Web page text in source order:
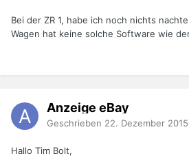
Bei der ZR 1, habe ich noch nichts
Wagen hat keine solche Software wie
Anzeige eBay
Geschrieben 22. Dezember 2015
Hallo Tim Bolt,